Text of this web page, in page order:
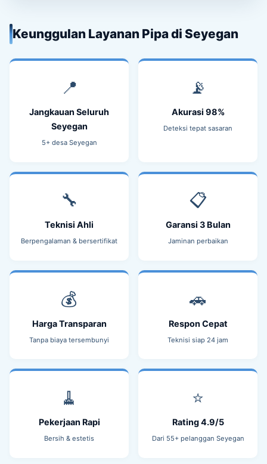
Keunggulan Layanan Pipa di Seyegan
📍
Jangkauan Seluruh
Seyegan
5+ desa Seyegan
📡
Akurasi 98%
Deteksi tepat sasaran
🔧
Teknisi Ahli
Berpengalaman & bersertifikat
📋
Garansi 3 Bulan
Jaminan perbaikan
💰
Harga Transparan
Tanpa biaya tersembunyi
🚗
Respon Cepat
Teknisi siap 24 jam
🧹
Pekerjaan Rapi
Bersih & estetis
⭐
Rating 4.9/5
Dari 55+ pelanggan Seyegan